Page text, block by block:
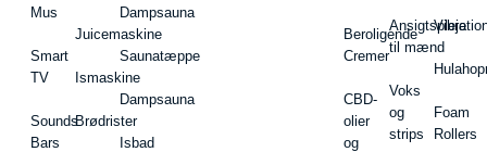
Mus
Smart
TV
Sounds
Bars
Juicemaskine
Ismaskine
Brødrister
Dampsauna
Saunatæppe
Dampsauna
Isbad
Beroligende
Cremer
CBD-
olier
og
Ansigtspleje
til mænd
Voks
og
strips
Foam
Rollers